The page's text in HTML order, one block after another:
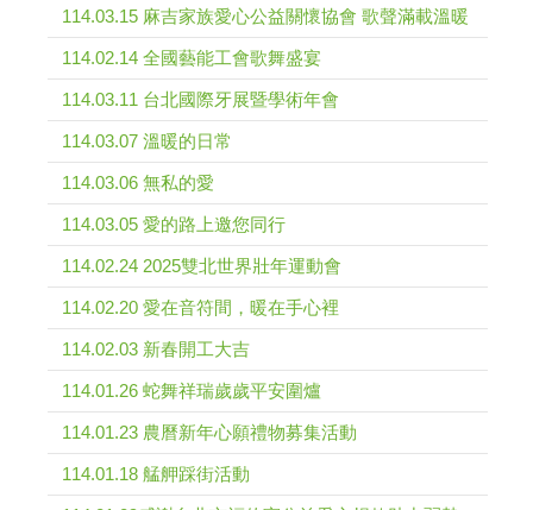
114.03.15 麻吉家族愛心公益關懷協會 歌聲滿載溫暖
114.02.14 全國藝能工會歌舞盛宴
114.03.11 台北國際牙展暨學術年會
114.03.07 溫暖的日常
114.03.06 無私的愛
114.03.05 愛的路上邀您同行
114.02.24 2025雙北世界壯年運動會
114.02.20 愛在音符間，暖在手心裡
114.02.03 新春開工大吉
114.01.26 蛇舞祥瑞歲歲平安圍爐
114.01.23 農曆新年心願禮物募集活動
114.01.18 艋舺踩街活動